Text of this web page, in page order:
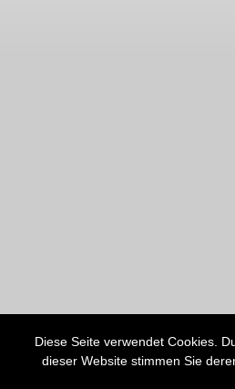
Diese Seite verwendet Cookies.
dieser Website stimmen Sie